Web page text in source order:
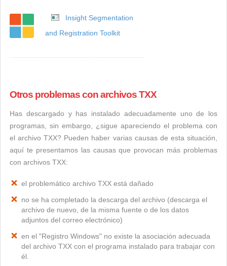
Insight Segmentation
and Registration Toolkit
Otros problemas con archivos TXX
Has descargado y has instalado adecuadamente uno de los
programas, sin embargo, ¿sigue apareciendo el problema con
el archivo TXX? Pueden haber varias causas de esta situación,
aquí te presentamos las causas que provocan más problemas
con archivos TXX:
el problemático archivo TXX está dañado
no se ha completado la descarga del archivo (descarga el
archivo de nuevo, de la misma fuente o de los datos
adjuntos del correo electrónico)
en el "Registro Windows" no existe la asociación adecuada
del archivo TXX con el programa instalado para trabajar con
él.